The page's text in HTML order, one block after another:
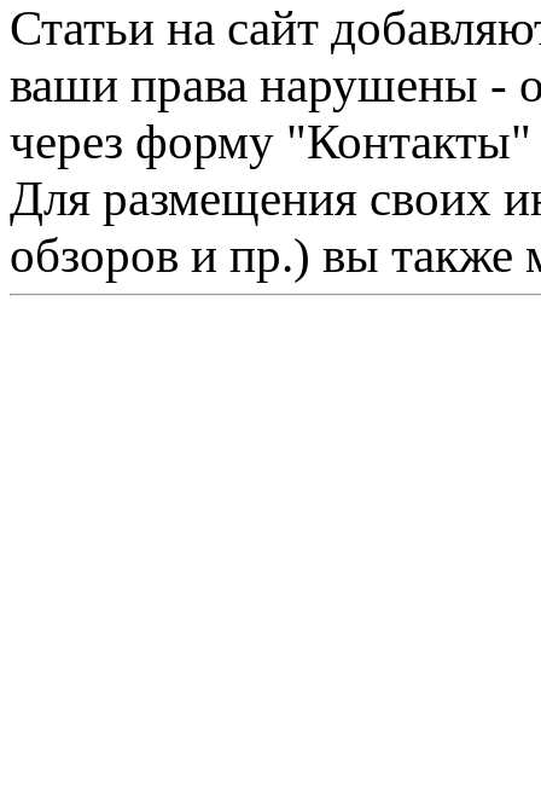
Статьи на сайт
ваши права нарушены -
через форму "Контакты"
Для размещения своих
обзоров и пр.) вы также